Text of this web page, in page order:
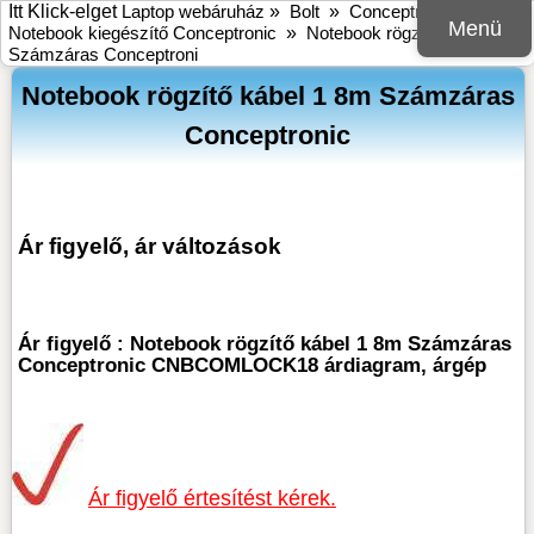
Menü
Itt Klick-elget Laptop webáruház » Bolt » Conceptronic
Notebook kiegészítő Conceptronic » Notebook rögzítő kábel 1,8m
Számzáras Conceptroni
Notebook rögzítő kábel 1 8m Számzáras
Conceptronic
Ár figyelő, ár változások
Ár figyelő : Notebook rögzítő kábel 1 8m Számzáras
Conceptronic CNBCOMLOCK18 árdiagram, árgép
Ár figyelő értesítést kérek.